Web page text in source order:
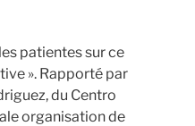
patientes sur ce
». Rapporté par
du Centro
organisation de